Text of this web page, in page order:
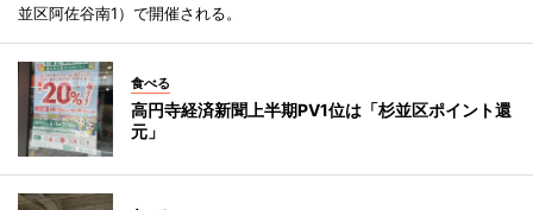
並区阿佐谷南1）で開催される。
食べる
高円寺経済新聞上半期PV1位は「杉並区ポイント還
元」